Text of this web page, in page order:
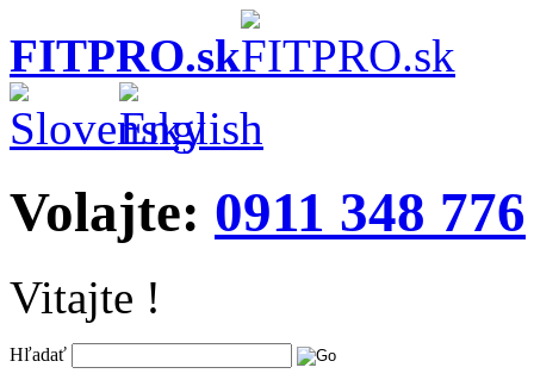
FITPRO.sk
Volajte: 0911 348 776
Vitajte !
Hľadať